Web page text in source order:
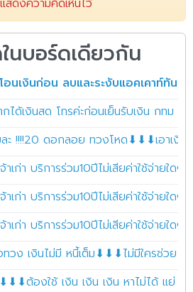
ดงความคิดเห็นไว้
นบอร์ดเดียวกัน
เงินก่อน ลบและระงับแอคเคาท์ทันที!!
ได้เงินสด โทรค่ะก่อนเย็นรับเงิน กทม พ
ะ !!!!20 ดอกลอย ทวงโหด⬇⬇⬇เอาเงิน
าเก่า บริการร่วม10ปีไม่เสียค่าใช้จ่ายใดๆ
าเก่า บริการร่วม10ปีไม่เสียค่าใช้จ่ายใดๆ
าเก่า บริการร่วม10ปีไม่เสียค่าใช้จ่ายใดๆ
ทวง เงินไม่มี หนี้เต็ม⬇⬇⬇ไม่มีใครช่วย ต้
ต้องใช้ เงิน เงิน เงิน หาไม่ได้ แย่ เ